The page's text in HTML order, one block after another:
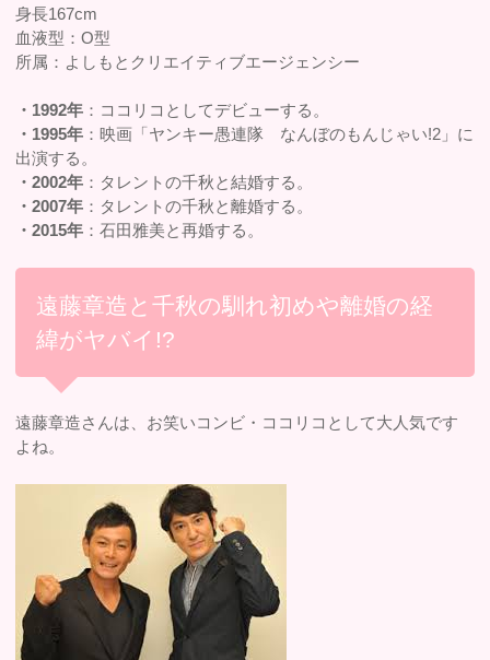
身長167cm
血液型：O型
所属：よしもとクリエイティブエージェンシー
・1992年 ：ココリコとしてデビューする。
・1995年 ：映画「ヤンキー愚連隊 なんぼのもんじゃい!2」に
出演する。
・2002年 ：タレントの千秋と結婚する。
・2007年 ：タレントの千秋と離婚する。
・2015年 ：石田雅美と再婚する。
遠藤章造と千秋の馴れ初めや離婚の経
緯がヤバイ!?
遠藤章造さんは、お笑いコンビ・ココリコとして大人気です
よね。